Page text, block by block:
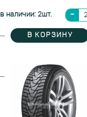
в наличии: 2шт.
В КОРЗИНУ